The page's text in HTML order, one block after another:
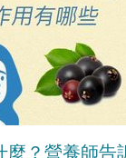
麼？營養師告